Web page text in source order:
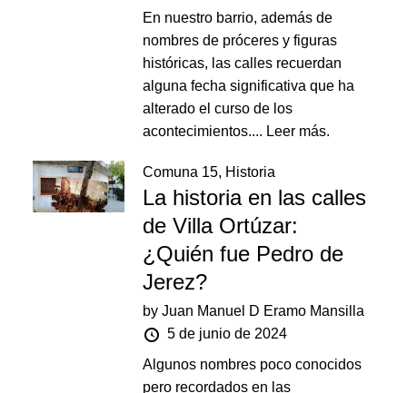
En nuestro barrio, además de
nombres de próceres y figuras
históricas, las calles recuerdan
alguna fecha significativa que ha
alterado el curso de los
acontecimientos.... Leer más.
Comuna 15, Historia
La historia en las calles
de Villa Ortúzar:
¿Quién fue Pedro de
Jerez?
byJuan Manuel D Eramo Mansilla
5 de junio de 2024
Algunos nombres poco conocidos
pero recordados en las